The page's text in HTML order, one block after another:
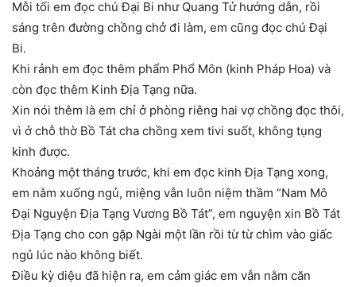
Mỗi tối em đọc chú Đại Bi như Quang Tử hướng dẫn, rồi
sáng trên đường chồng chở đi làm, em cũng đọc chú Đại
Bi.
Khi rảnh em đọc thêm phẩm Phổ Môn (kinh Pháp Hoa) và
còn đọc thêm Kinh Địa Tạng nữa.
Xin nói thêm là em chỉ ở phòng riêng hai vợ chồng đọc thôi,
vì ở chỗ thờ Bồ Tát cha chồng xem tivi suốt, không tụng
kinh được.
Khoảng một tháng trước, khi em đọc kinh Địa Tạng xong,
em nằm xuống ngủ, miệng vẫn luôn niệm thầm “Nam Mô
Đại Nguyện Địa Tạng Vương Bồ Tát”, em nguyện xin Bồ Tát
Địa Tạng cho con gặp Ngài một lần rồi từ từ chìm vào giấc
ngủ lúc nào không biết.
Điều kỳ diệu đã hiện ra, em cảm giác em vẫn nằm căn